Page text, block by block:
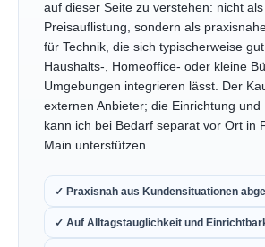
auf dieser Seite zu verstehen: nicht
Preisauflistung, sondern als
für Technik, die sich typischerweise
Haushalts-, Homeoffice- oder kleine
Umgebungen integrieren lässt. Der
externen Anbieter; die Einrichtung
kann ich bei Bedarf separat vor Ort in
Main unterstützen.
✓ Praxisnah aus Kundensituationen
✓ Auf Alltagstauglichkeit und